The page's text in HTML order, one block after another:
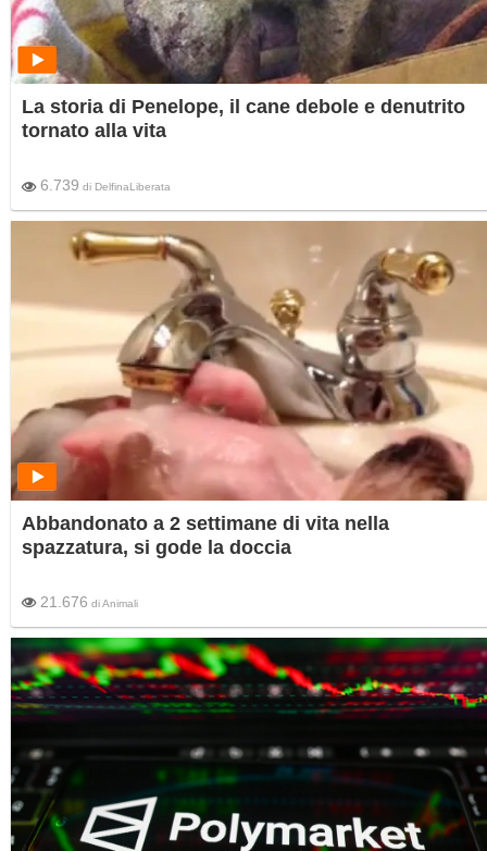
La storia di Penelope, il cane debole e denutrito
tornato alla vita
6.739 di DelfinaLiberata
Abbandonato a 2 settimane di vita nella
spazzatura, si gode la doccia
21.676 diAnimali